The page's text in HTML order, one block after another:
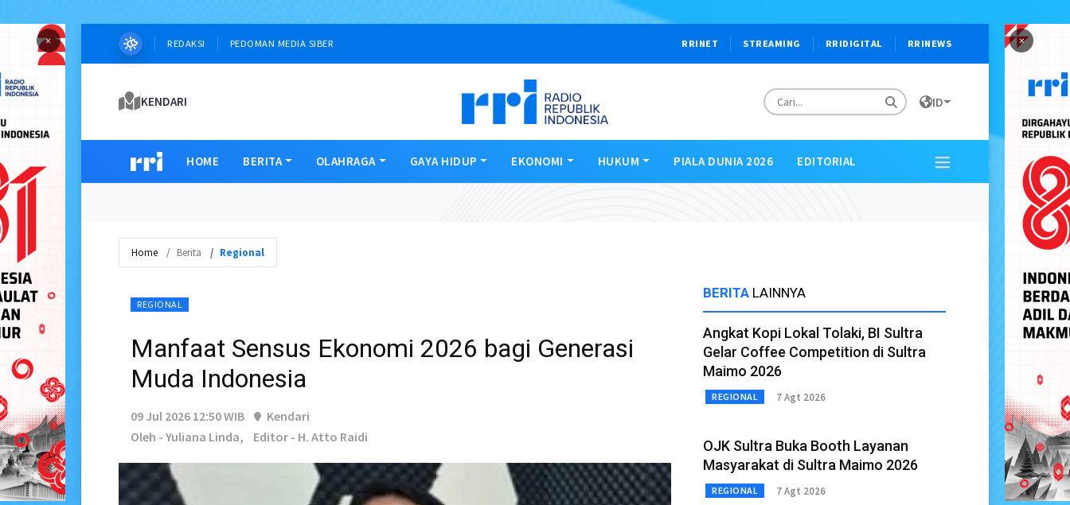
× ×
REDAKSI PEDOMAN MEDIA SIBER RRINET STREAMING RRIDIGITAL RRINEWS
KENDARI ID
HOME BERITA OLAHRAGA GAYA HIDUP EKONOMI HUKUM PIALA DUNIA 2026 EDITORIAL
Home Berita Regional
REGIONAL
Manfaat Sensus Ekonomi 2026 bagi Generasi
Muda Indonesia
09 Jul 2026 12:50 WIB
Kendari
Oleh - Yuliana Linda,
Editor - H. Atto Raidi
BERITA LAINNYA
Angkat Kopi Lokal Tolaki, BI Sultra
Gelar Coffee Competition di Sultra
Maimo 2026
REGIONAL 7 Agt 2026
OJK Sultra Buka Booth Layanan
Masyarakat di Sultra Maimo 2026
REGIONAL 7 Agt 2026